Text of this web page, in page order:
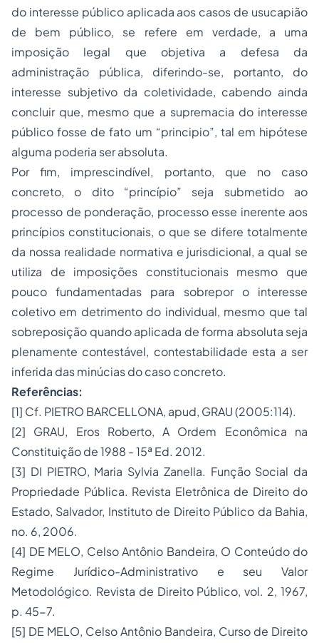
do interesse público aplicada aos casos de usucapião
de bem público, se refere em verdade, a uma
imposição legal que objetiva a defesa da
administração pública, diferindo-se, portanto, do
interesse subjetivo da coletividade, cabendo ainda
concluir que, mesmo que a supremacia do interesse
público fosse de fato um “principio”, tal em hipótese
alguma poderia ser absoluta.
Por fim, imprescindível, portanto, que no caso
concreto, o dito “princípio” seja submetido ao
processo de ponderação, processo esse inerente aos
princípios constitucionais, o que se difere totalmente
da nossa realidade normativa e jurisdicional, a qual se
utiliza de imposições constitucionais mesmo que
pouco fundamentadas para sobrepor o interesse
coletivo em detrimento do individual, mesmo que tal
sobreposição quando aplicada de forma absoluta seja
plenamente contestável, contestabilidade esta a ser
inferida das minúcias do caso concreto.
Referências:
[1] Cf. PIETRO BARCELLONA, apud, GRAU (2005:114).
[2] GRAU, Eros Roberto, A Ordem Econômica na
Constituição de 1988 - 15ª Ed. 2012.
[3] DI PIETRO, Maria Sylvia Zanella. Função Social da
Propriedade Pública. Revista Eletrônica de Direito do
Estado, Salvador, Instituto de Direito Público da Bahia,
no. 6, 2006.
[4] DE MELO, Celso Antônio Bandeira, O Conteúdo do
Regime Jurídico-Administrativo e seu Valor
Metodológico. Revista de Direito Público, vol. 2, 1967,
p. 45-7.
[5] DE MELO, Celso Antônio Bandeira, Curso de Direito